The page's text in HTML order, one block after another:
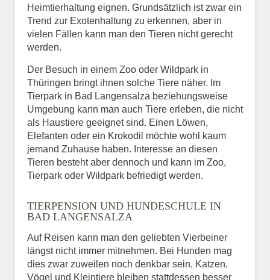
Heimtierhaltung eignen. Grundsätzlich ist zwar ein
Trend zur Exotenhaltung zu erkennen, aber in
vielen Fällen kann man den Tieren nicht gerecht
werden.
Der Besuch in einem Zoo oder Wildpark in
Thüringen bringt ihnen solche Tiere näher. Im
Tierpark in Bad Langensalza beziehungsweise
Umgebung kann man auch Tiere erleben, die nicht
als Haustiere geeignet sind. Einen Löwen,
Elefanten oder ein Krokodil möchte wohl kaum
jemand Zuhause haben. Interesse an diesen
Tieren besteht aber dennoch und kann im Zoo,
Tierpark oder Wildpark befriedigt werden.
TIERPENSION UND HUNDESCHULE IN
BAD LANGENSALZA
Auf Reisen kann man den geliebten Vierbeiner
längst nicht immer mitnehmen. Bei Hunden mag
dies zwar zuweilen noch denkbar sein, Katzen,
Vögel und Kleintiere bleiben stattdessen besser